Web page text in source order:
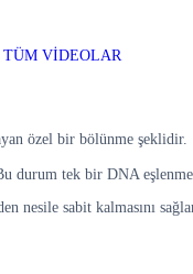
VİDEOLAR
özel bir bölünme şeklidir.
tek bir DNA
nesile sabit kalmasını